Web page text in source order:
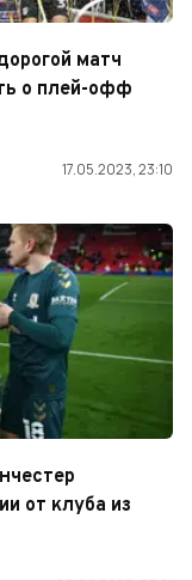
матч
о плей-офф
17.05.2023, 23:10
от клуба из